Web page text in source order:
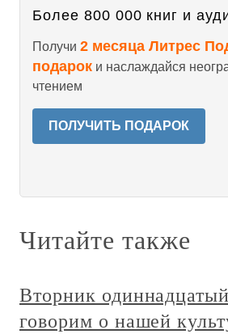
Более 800 000 книг и
Получи 2 месяца Литрес
подарок и наслаждайся
чтением
ПОЛУЧИТЬ ПОДАРОК
Читайте также
Вторник
говорим о нашей